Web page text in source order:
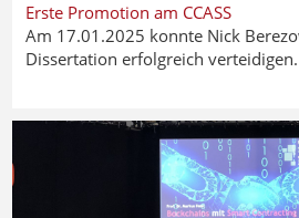
Erste Promotion am CCASS
Am 17.01.2025 konnte Nick
Dissertation erfolgreich verteidigen.